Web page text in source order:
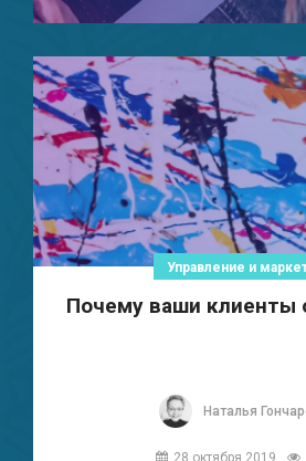
Управление и
Почему ваши клиенты
Наталья
28 октября 2019